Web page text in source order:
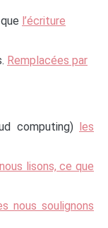
l’écriture
Remplacées par
computing) les
lisons, ce que
nous soulignons